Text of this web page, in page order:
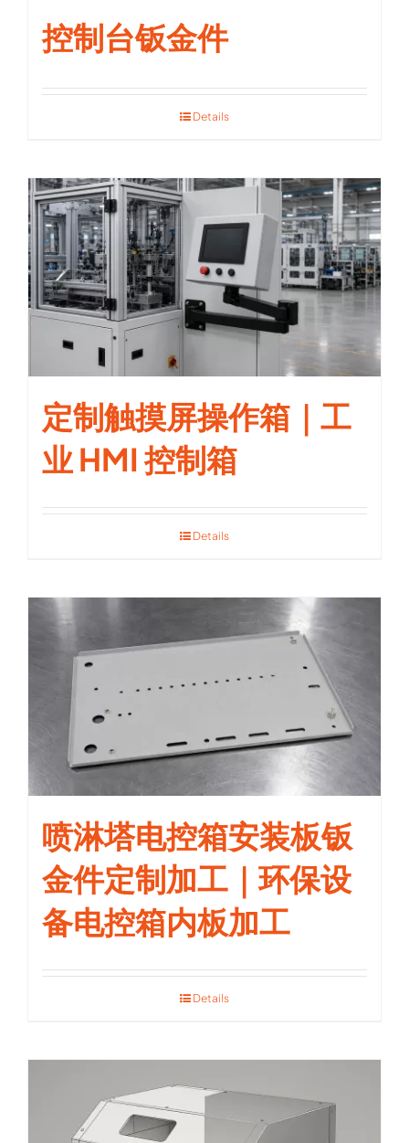
控制台钣金件
Details
定制触摸屏操作箱｜工
业 HMI 控制箱
Details
喷淋塔电控箱安装板钣
金件定制加工｜环保设
备电控箱内板加工
Details